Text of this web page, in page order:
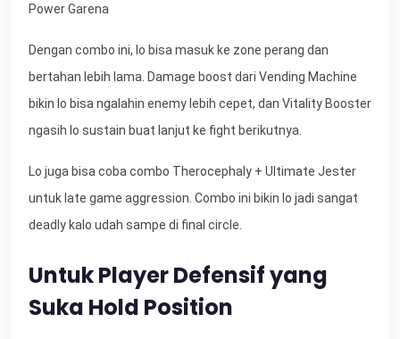
Power Garena
Dengan combo ini, lo bisa masuk ke zone perang dan
bertahan lebih lama. Damage boost dari Vending Machine
bikin lo bisa ngalahin enemy lebih cepet, dan Vitality Booster
ngasih lo sustain buat lanjut ke fight berikutnya.
Lo juga bisa coba combo Therocephaly + Ultimate Jester
untuk late game aggression. Combo ini bikin lo jadi sangat
deadly kalo udah sampe di final circle.
Untuk Player Defensif yang
Suka Hold Position